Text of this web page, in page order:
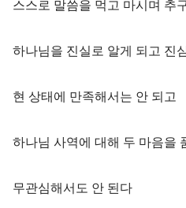
스스로 말씀을 먹고 마시며 추
하나님을 진실로 알게 되고 진
현 상태에 만족해서는 안 되고
하나님 사역에 대해 두 마음을
무관심해서도 안 된다